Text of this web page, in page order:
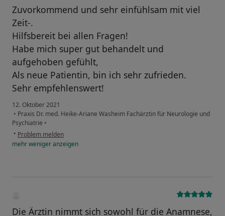
Zuvorkommend und sehr einfühlsam mit viel
Zeit-.
Hilfsbereit bei allen Fragen!
Habe mich super gut behandelt und
aufgehoben gefühlt,
Als neue Patientin, bin ich sehr zufrieden.
Sehr empfehlenswert!
12. Oktober 2021
• Praxis Dr. med. Heike-Ariane Washeim Fachärztin für Neurologie und
Psychiatrie •
• Problem melden
mehrwenigeranzeigen
Die Ärztin nimmt sich sowohl für die Anamnese,